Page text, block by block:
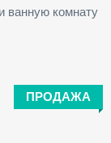
ванную комнату
ПРОДАЖА